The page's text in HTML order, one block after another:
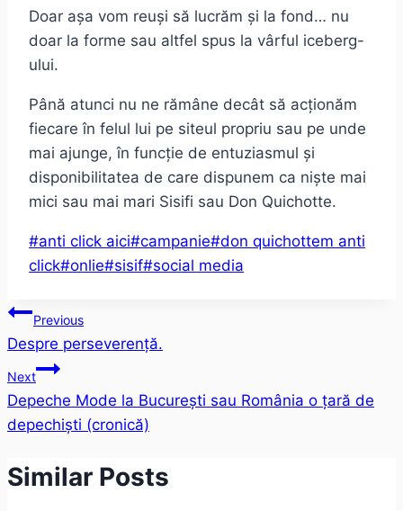
Doar așa vom reuși să lucrăm și la fond… nu
doar la forme sau altfel spus la vârful iceberg-
ului.
Până atunci nu ne rămâne decât să acționăm
fiecare în felul lui pe siteul propriu sau pe unde
mai ajunge, în funcție de entuziasmul și
disponibilitatea de care dispunem ca niște mai
mici sau mai mari Sisifi sau Don Quichotte.
Post
Tags:
#anti click aici#campanie#don quichottem anti
click#onlie#sisif#social media
Post
navigation
Previous
Despre perseverență.
Next
Depeche Mode la București sau România o țară de
depechiști (cronică)
Similar Posts